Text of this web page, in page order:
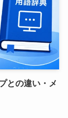
との違い・メ